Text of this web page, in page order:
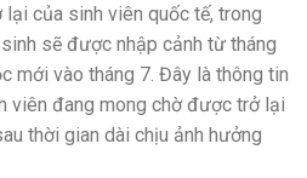
của sinh viên quốc tế, trong
sẽ được nhập cảnh từ tháng
mới vào tháng 7. Đây là thông tin
viên đang mong chờ được trở lại
thời gian dài chịu ảnh hưởng